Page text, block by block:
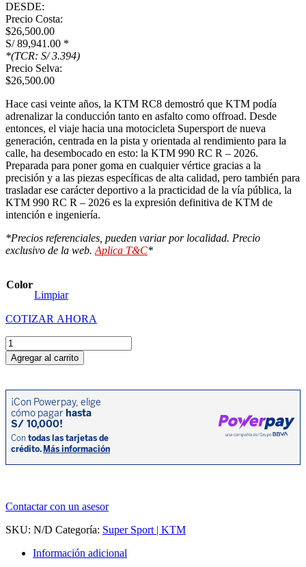
DESDE:
Precio Costa:
$26,500.00
S/ 89,941.00 *
*(TCR: S/ 3.394)
Precio Selva:
$26,500.00
Hace casi veinte años, la KTM RC8 demostró que KTM podía
adrenalizar la conducción tanto en asfalto como offroad. Desde
entonces, el viaje hacia una motocicleta Supersport de nueva
generación, centrada en la pista y orientada al rendimiento para la
calle, ha desembocado en esto: la KTM 990 RC R – 2026.
Preparada para poner goma en cualquier vértice gracias a la
precisión y a las piezas específicas de alta calidad, pero también para
trasladar ese carácter deportivo a la practicidad de la vía pública, la
KTM 990 RC R – 2026 es la expresión definitiva de KTM de
intención e ingeniería.
*Precios referenciales, pueden variar por localidad. Precio
exclusivo de la web.Aplica T&C*
Color
Limpiar
COTIZAR AHORA
KTM
990
RC
cantidad
Agregar al carrito
Contactar con un asesor
SKU: N/D Categoría: Super Sport | KTM
Información adicional